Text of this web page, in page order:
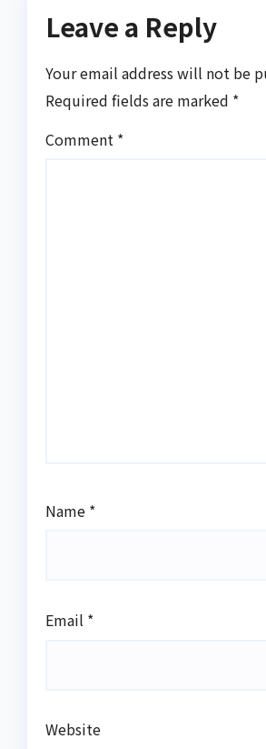
Leave a Reply
Your email address will not be
Required fields are marked *
Comment *
Name *
Email *
Website